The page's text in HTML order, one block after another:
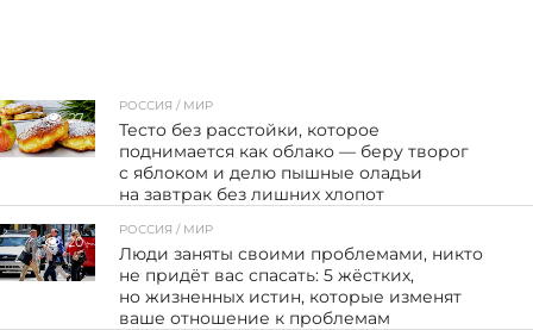
27
РОССИЯ / МИР
Тесто без расстойки, которое
поднимается как облако — беру творог
с яблоком и делю пышные оладьи
на завтрак без лишних хлопот
20
РОССИЯ / МИР
Люди заняты своими проблемами, никто
не придёт вас спасать: 5 жёстких,
но жизненных истин, которые изменят
ваше отношение к проблемам